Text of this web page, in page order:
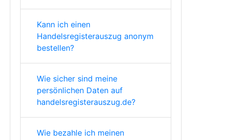
Kann ich einen
Handelsregisterauszug anonym
bestellen?
Wie sicher sind meine
persönlichen Daten auf
handelsregisterauszug.de?
Wie bezahle ich meinen